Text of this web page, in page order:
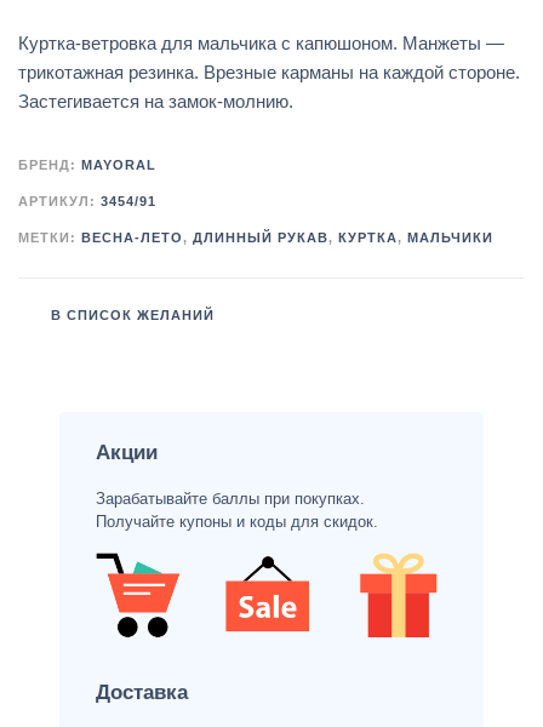
Куртка-ветровка для мальчика с капюшоном. Манжеты —
трикотажная резинка. Врезные карманы на каждой стороне.
Застегивается на замок-молнию.
БРЕНД: MAYORAL
АРТИКУЛ: 3454/91
МЕТКИ: ВЕСНА-ЛЕТО, ДЛИННЫЙ РУКАВ, КУРТКА, МАЛЬЧИКИ
В СПИСОК ЖЕЛАНИЙ
Акции
Зарабатывайте баллы при покупках.
Получайте купоны и коды для скидок.
Доставка